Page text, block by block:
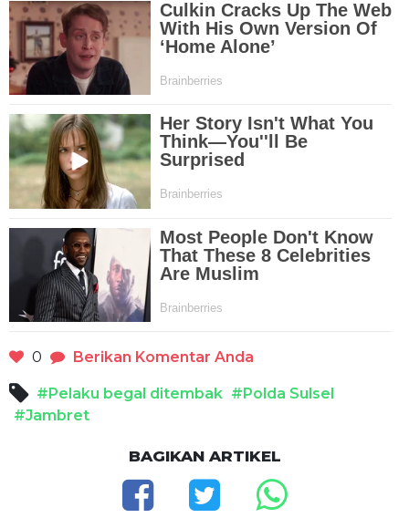
0 Berikan Komentar Anda
#Pelaku begal ditembak #Polda Sulsel
#Jambret
BAGIKAN ARTIKEL